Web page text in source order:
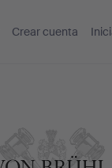
Crear cuenta